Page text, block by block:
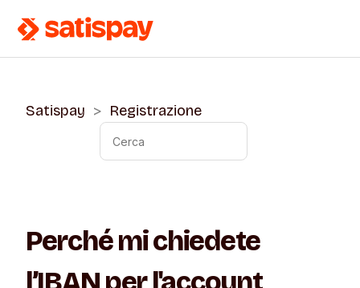
Satispay Registrazione
Perché mi chiedete